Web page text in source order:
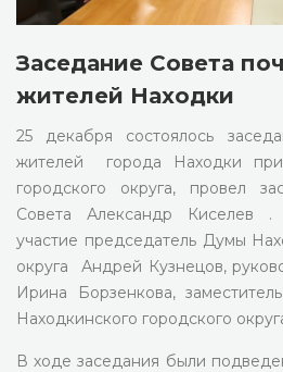
Заседание Совета
жителей Находки
25 декабря состоялось
жителей города Находки
городского округа, провел
Совета Александр Киселев
участие председатель Думы
округа Андрей Кузнецов,
Ирина Борзенкова,
Находкинского городского
В ходе заседания были